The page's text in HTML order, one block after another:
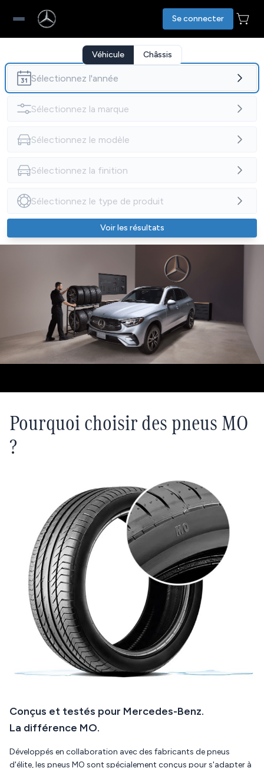
Se connecter
Véhicule Châssis
Voir les résultats
Pourquoi choisir des pneus MO
?
Conçus et testés pour Mercedes-Benz.
La différence MO.
Développés en collaboration avec des fabricants de pneus
d'élite, les pneus MO sont spécialement conçus pour s'adapter à